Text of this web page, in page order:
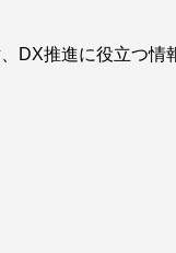
DX推進に役立つ情